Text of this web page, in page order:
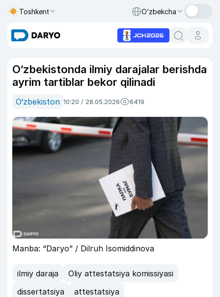
Toshkent O‘zbekcha
O‘zbekistonda ilmiy darajalar berishda
ayrim tartiblar bekor qilinadi
O‘zbekiston 10:20 / 28.05.2026 6419
Manba: “Daryo” / Dilruh Isomiddinova
ilmiy daraja
Oliy attestatsiya komissiyasi
dissertatsiya
attestatsiya